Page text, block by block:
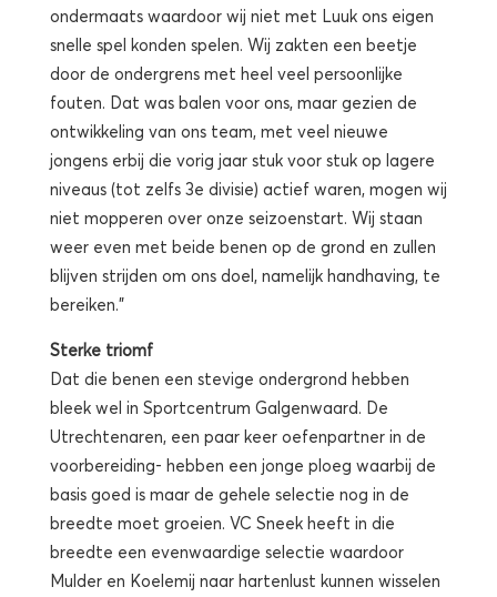
ondermaats waardoor wij niet met Luuk ons eigen
snelle spel konden spelen. Wij zakten een beetje
door de ondergrens met heel veel persoonlijke
fouten. Dat was balen voor ons, maar gezien de
ontwikkeling van ons team, met veel nieuwe
jongens erbij die vorig jaar stuk voor stuk op lagere
niveaus (tot zelfs 3e divisie) actief waren, mogen wij
niet mopperen over onze seizoenstart. Wij staan
weer even met beide benen op de grond en zullen
blijven strijden om ons doel, namelijk handhaving, te
bereiken.”
Sterke triomf
Dat die benen een stevige ondergrond hebben
bleek wel in Sportcentrum Galgenwaard. De
Utrechtenaren, een paar keer oefenpartner in de
voorbereiding- hebben een jonge ploeg waarbij de
basis goed is maar de gehele selectie nog in de
breedte moet groeien. VC Sneek heeft in die
breedte een evenwaardige selectie waardoor
Mulder en Koelemij naar hartenlust kunnen wisselen